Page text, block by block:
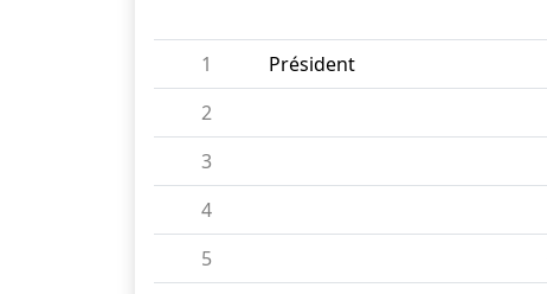
1 Président
2
3
4
5